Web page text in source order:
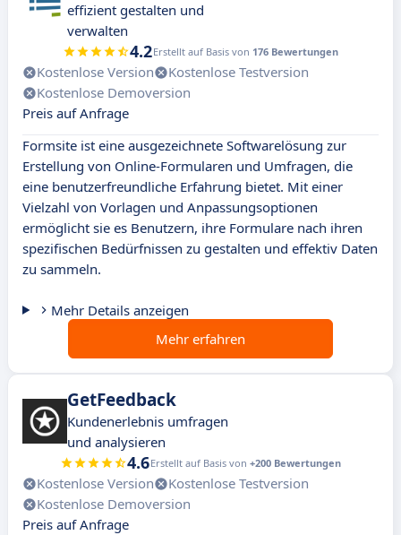
effizient gestalten und
verwalten
4.2Erstellt auf Basis von 176 Bewertungen
Kostenlose Version
Kostenlose Testversion
Kostenlose Demoversion
Preis auf Anfrage
Formsite ist eine ausgezeichnete Softwarelösung zur
Erstellung von Online-Formularen und Umfragen, die
eine benutzerfreundliche Erfahrung bietet. Mit einer
Vielzahl von Vorlagen und Anpassungsoptionen
ermöglicht sie es Benutzern, ihre Formulare nach ihren
spezifischen Bedürfnissen zu gestalten und effektiv Daten
zu sammeln.
Mehr Details anzeigen
Mehr erfahren
GetFeedback
Kundenerlebnis umfragen
und analysieren
4.6Erstellt auf Basis von +200 Bewertungen
Kostenlose Version
Kostenlose Testversion
Kostenlose Demoversion
Preis auf Anfrage